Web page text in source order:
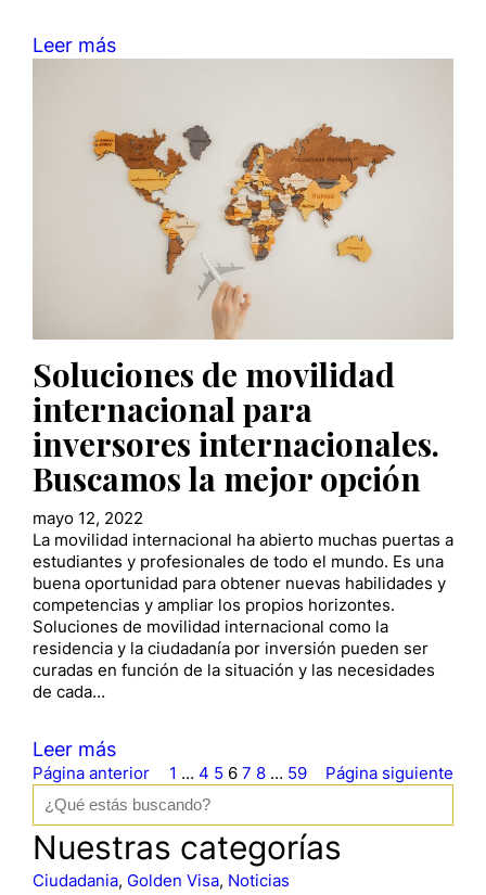
Leer más
Soluciones de movilidad
internacional para
inversores internacionales.
Buscamos la mejor opción
mayo 12, 2022
La movilidad internacional ha abierto muchas puertas a
estudiantes y profesionales de todo el mundo. Es una
buena oportunidad para obtener nuevas habilidades y
competencias y ampliar los propios horizontes.
Soluciones de movilidad internacional como la
residencia y la ciudadanía por inversión pueden ser
curadas en función de la situación y las necesidades
de cada…
Leer más
Página anterior 1 … 4 5 6 7 8 … 59
Página siguiente
s
c
a
Nuestras categorías
Ciudadania, Golden Visa, Noticias